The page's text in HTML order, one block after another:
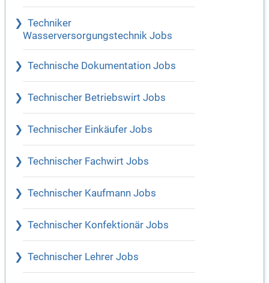
Techniker
Wasserversorgungstechnik Jobs
Technische Dokumentation Jobs
Technischer Betriebswirt Jobs
Technischer Einkäufer Jobs
Technischer Fachwirt Jobs
Technischer Kaufmann Jobs
Technischer Konfektionär Jobs
Technischer Lehrer Jobs